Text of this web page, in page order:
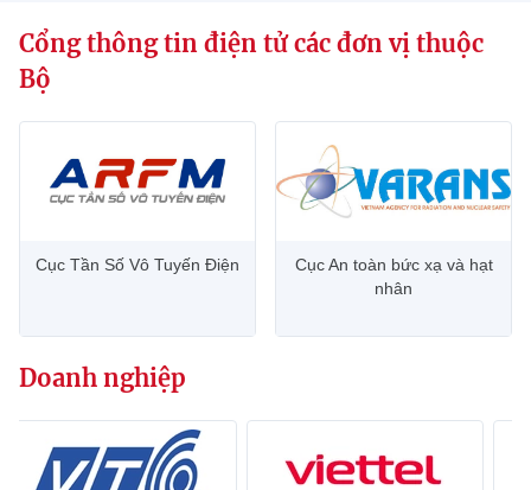
Cổng thông tin điện tử các đơn vị thuộc
Bộ
Cục Tần Số Vô Tuyến Điện
Cục An toàn bức xạ và hạt
nhân
Doanh nghiệp